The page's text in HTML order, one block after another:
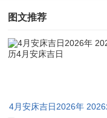
煞方面本月天德贵人在
德照临，则诸事亨通、
局，需金水调候以平衡
图文推荐
4月安床吉日2026年